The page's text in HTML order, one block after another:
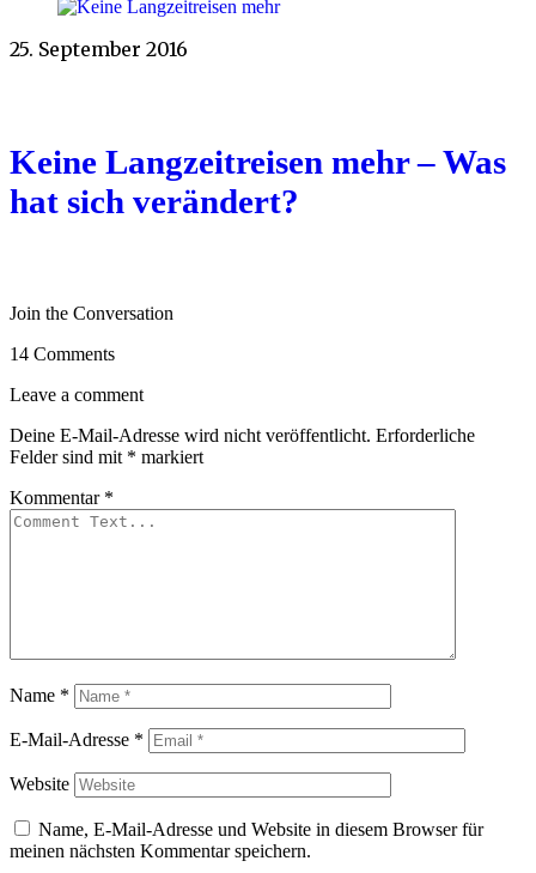
25. September 2016
Keine Langzeitreisen mehr – Was
hat sich verändert?
Join the Conversation
14 Comments
Leave a comment
Deine E-Mail-Adresse wird nicht veröffentlicht. Erforderliche
Felder sind mit * markiert
Kommentar *
Name *
E-Mail-Adresse *
Website
Name, E-Mail-Adresse und Website in diesem Browser für
meinen nächsten Kommentar speichern.